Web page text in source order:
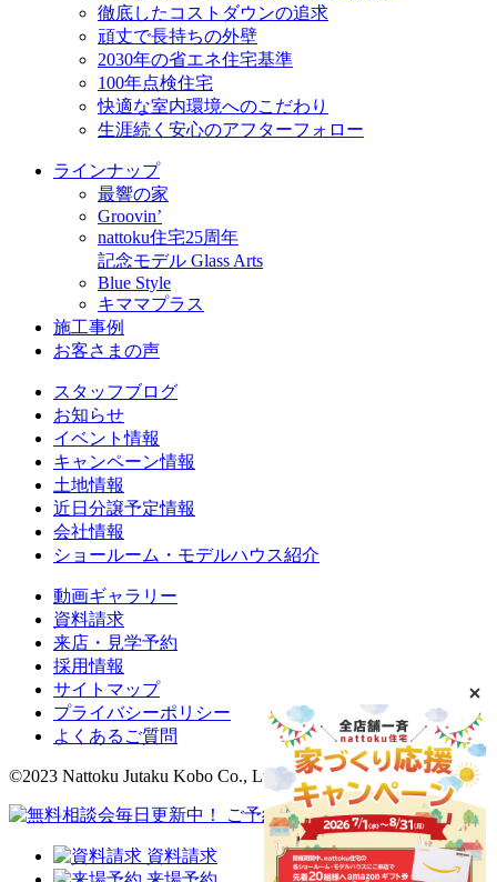
徹底したコストダウンの追求
頑丈で長持ちの外壁
2030年の省エネ住宅基準
100年点検住宅
快適な室内環境へのこだわり
生涯続く安心のアフターフォロー
ラインナップ
最響の家
Groovin’
nattoku住宅25周年
記念モデル Glass Arts
Blue Style
キママプラス
施工事例
お客さまの声
スタッフブログ
お知らせ
イベント情報
キャンペーン情報
土地情報
近日分譲予定情報
会社情報
ショールーム・モデルハウス紹介
動画ギャラリー
資料請求
来店・見学予約
採用情報
サイトマップ
プライバシーポリシー
よくあるご質問
©2023 Nattoku Jutaku Kobo Co., Ltd.
資料請求